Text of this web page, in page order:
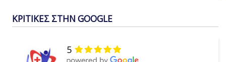
ΚΡΙΤΙΚΕΣ ΣΤΗΝ GOOGLE
5